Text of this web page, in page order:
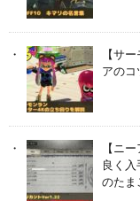
【サ
アのコ
【ニ
良く
のたま